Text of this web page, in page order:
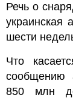
Речь о
украинская
шести
Что
сообщению
850 млн